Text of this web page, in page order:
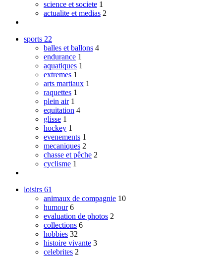
science et societe 1
actualite et medias 2
sports 22
balles et ballons 4
endurance 1
aquatiques 1
extremes 1
arts martiaux 1
raquettes 1
plein air 1
equitation 4
glisse 1
hockey 1
evenements 1
mecaniques 2
chasse et pêche 2
cyclisme 1
loisirs 61
animaux de compagnie 10
humour 6
evaluation de photos 2
collections 6
hobbies 32
histoire vivante 3
celebrites 2